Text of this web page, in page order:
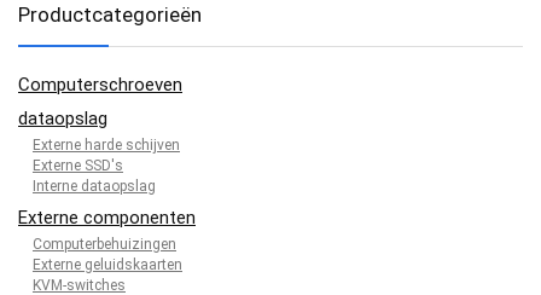
Productcategorieën
Computerschroeven
dataopslag
Externe harde schijven
Externe SSD's
Interne dataopslag
Externe componenten
Computerbehuizingen
Externe geluidskaarten
KVM-switches